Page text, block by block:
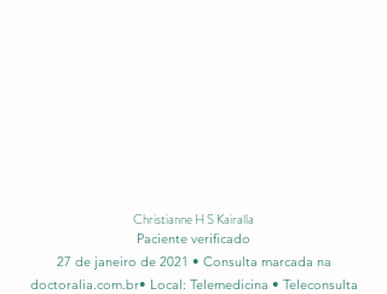
Christianne H S Kairalla
Paciente verificado
27 de janeiro de 2021 • Consulta marcada na
doctoralia.com.br• Local: Telemedicina • Teleconsulta